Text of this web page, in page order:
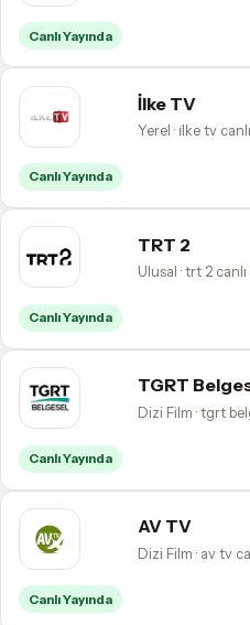
Canlı Yayında
İlke TV
Yerel · i̇lke tv
Canlı Yayında
TRT 2
Ulusal · trt 2
Canlı Yayında
TGRT
Dizi Film · tgrt
Canlı Yayında
AV TV
Dizi Film · av tv
Canlı Yayında